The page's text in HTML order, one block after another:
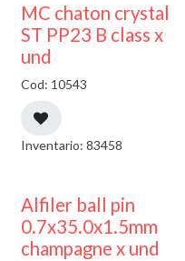
MC chaton crystal
ST PP23 B class x
und
Cod: 10543
Inventario: 83458
Alfiler ball pin
0.7x35.0x1.5mm
champagne x und